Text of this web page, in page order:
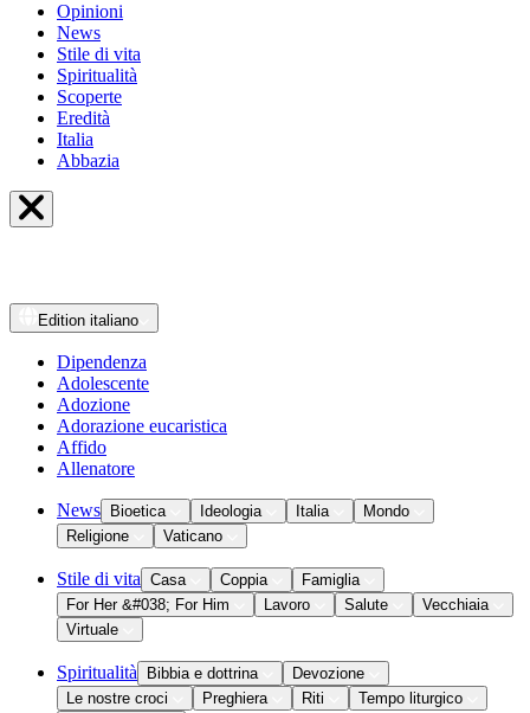
Opinioni
News
Stile di vita
Spiritualità
Scoperte
Eredità
Italia
Abbazia
Edition italiano
Dipendenza
Adolescente
Adozione
Adorazione eucaristica
Affido
Allenatore
News Bioetica Ideologia Italia
Mondo
Religione
Vaticano
Stile di vita Casa Coppia
Famiglia
For Her &#038; For Him
Lavoro Salute
Vecchiaia
Virtuale
Spiritualità Bibbia e dottrina
Devozione
Le nostre croci
Preghiera Riti
Tempo liturgico